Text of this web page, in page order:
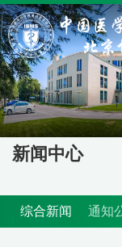
新闻中心
综合新闻 通知